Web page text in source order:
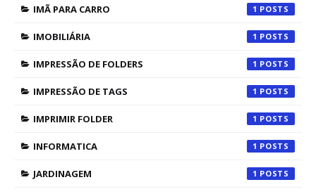
IMÃ PARA CARRO 1
IMOBILIÁRIA 1
IMPRESSÃO DE FOLDERS 1
IMPRESSÃO DE TAGS 1
IMPRIMIR FOLDER 1
INFORMATICA 1
JARDINAGEM 1